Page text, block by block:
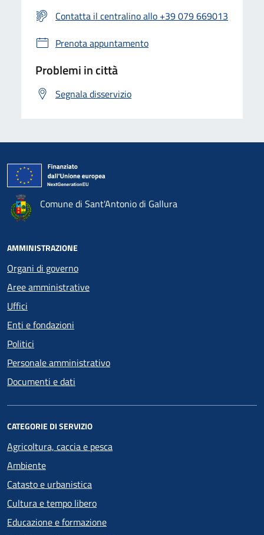
Contatta il centralino allo +39 079 669013
Prenota appuntamento
Problemi in città
Segnala disservizio
Comune di Sant'Antonio di Gallura
AMMINISTRAZIONE
Organi di governo
Aree amministrative
Uffici
Enti e fondazioni
Politici
Personale amministrativo
Documenti e dati
CATEGORIE DI SERVIZIO
Agricoltura, caccia e pesca
Ambiente
Catasto e urbanistica
Cultura e tempo libero
Educazione e formazione